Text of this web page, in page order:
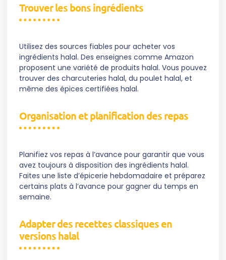
Trouver les bons ingrédients
Utilisez des sources fiables pour acheter vos
ingrédients halal. Des enseignes comme Amazon
proposent une variété de produits halal. Vous pouvez
trouver des charcuteries halal, du poulet halal, et
même des épices certifiées halal.
Organisation et planification des repas
Planifiez vos repas à l’avance pour garantir que vous
avez toujours à disposition des ingrédients halal.
Faites une liste d’épicerie hebdomadaire et préparez
certains plats à l’avance pour gagner du temps en
semaine.
Adapter des recettes classiques en
versions halal